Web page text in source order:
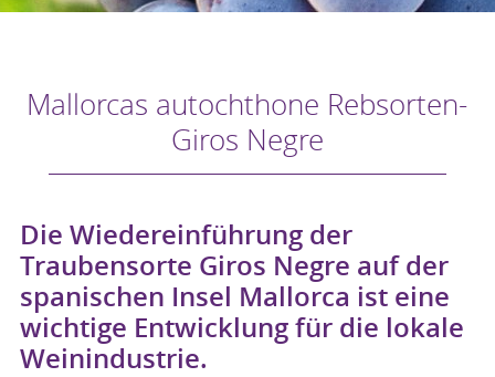
Mallorcas autochthone Rebsorten-
Giros Negre
Die Wiedereinführung der
Traubensorte Giros Negre auf der
spanischen Insel Mallorca ist eine
wichtige Entwicklung für die lokale
Weinindustrie.